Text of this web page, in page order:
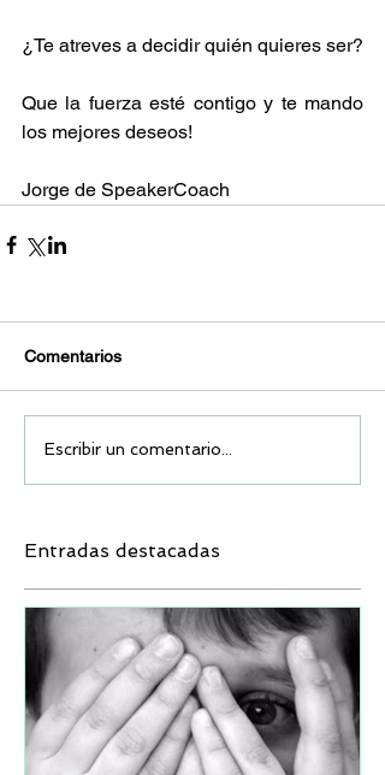
¿Te atreves a decidir quién quieres ser?
Que la fuerza esté contigo y te mando
los mejores deseos!
Jorge de SpeakerCoach
Comentarios
Escribir un comentario...
Entradas destacadas